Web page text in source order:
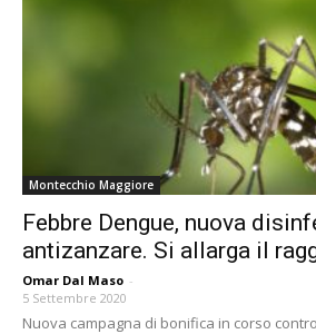
Montecchio Maggiore
Febbre Dengue, nuova
antizanzare. Si allarga il
Omar Dal Maso -
5 Settembre 2020
Nuova campagna di bonifica in corso